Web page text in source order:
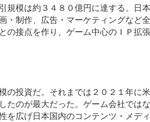
規模は約３４８０億円に達する。日
・制作、広告・マーケティングなど
の接点を作り、ゲーム中心のＩＰ拡
の投資だ。それまでは２０２１年に
たのが最大だった。ゲーム会社では
を広げ日本国内のコンテンツ・メデ